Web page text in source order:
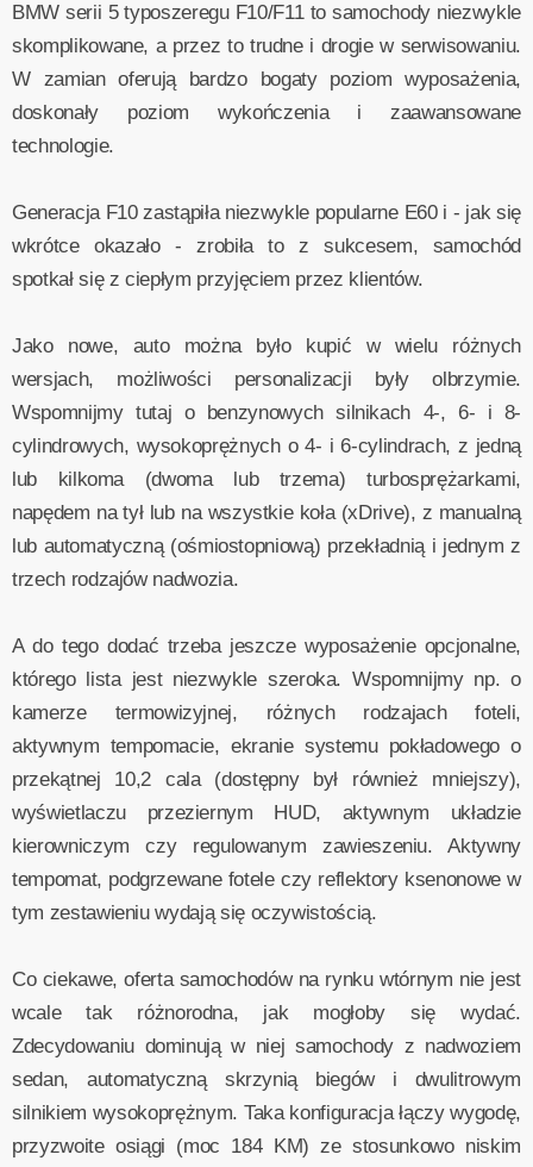
BMW serii 5 typoszeregu F10/F11 to samochody niezwykle
skomplikowane, a przez to trudne i drogie w serwisowaniu.
W zamian oferują bardzo bogaty poziom wyposażenia,
doskonały poziom wykończenia i zaawansowane
technologie.
Generacja F10 zastąpiła niezwykle popularne E60 i - jak się
wkrótce okazało - zrobiła to z sukcesem, samochód
spotkał się z ciepłym przyjęciem przez klientów.
Jako nowe, auto można było kupić w wielu różnych
wersjach, możliwości personalizacji były olbrzymie.
Wspomnijmy tutaj o benzynowych silnikach 4-, 6- i 8-
cylindrowych, wysokoprężnych o 4- i 6-cylindrach, z jedną
lub kilkoma (dwoma lub trzema) turbosprężarkami,
napędem na tył lub na wszystkie koła (xDrive), z manualną
lub automatyczną (ośmiostopniową) przekładnią i jednym z
trzech rodzajów nadwozia.
A do tego dodać trzeba jeszcze wyposażenie opcjonalne,
którego lista jest niezwykle szeroka. Wspomnijmy np. o
kamerze termowizyjnej, różnych rodzajach foteli,
aktywnym tempomacie, ekranie systemu pokładowego o
przekątnej 10,2 cala (dostępny był również mniejszy),
wyświetlaczu przeziernym HUD, aktywnym układzie
kierowniczym czy regulowanym zawieszeniu. Aktywny
tempomat, podgrzewane fotele czy reflektory ksenonowe w
tym zestawieniu wydają się oczywistością.
Co ciekawe, oferta samochodów na rynku wtórnym nie jest
wcale tak różnorodna, jak mogłoby się wydać.
Zdecydowaniu dominują w niej samochody z nadwoziem
sedan, automatyczną skrzynią biegów i dwulitrowym
silnikiem wysokoprężnym. Taka konfiguracja łączy wygodę,
przyzwoite osiągi (moc 184 KM) ze stosunkowo niskim